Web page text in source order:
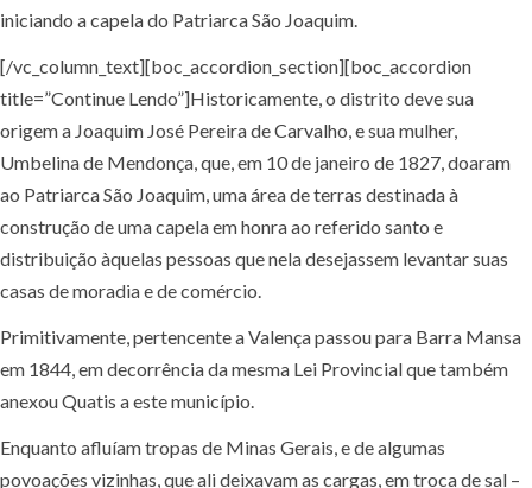
iniciando a capela do Patriarca São Joaquim.
[/vc_column_text][boc_accordion_section][boc_accordion
title=”Continue Lendo”]Historicamente, o distrito deve sua
origem a Joaquim José Pereira de Carvalho, e sua mulher,
Umbelina de Mendonça, que, em 10 de janeiro de 1827, doaram
ao Patriarca São Joaquim, uma área de terras destinada à
construção de uma capela em honra ao referido santo e
distribuição àquelas pessoas que nela desejassem levantar suas
casas de moradia e de comércio.
Primitivamente, pertencente a Valença passou para Barra Mansa
em 1844, em decorrência da mesma Lei Provincial que também
anexou Quatis a este município.
Enquanto afluíam tropas de Minas Gerais, e de algumas
povoações vizinhas, que ali deixavam as cargas, em troca de sal –